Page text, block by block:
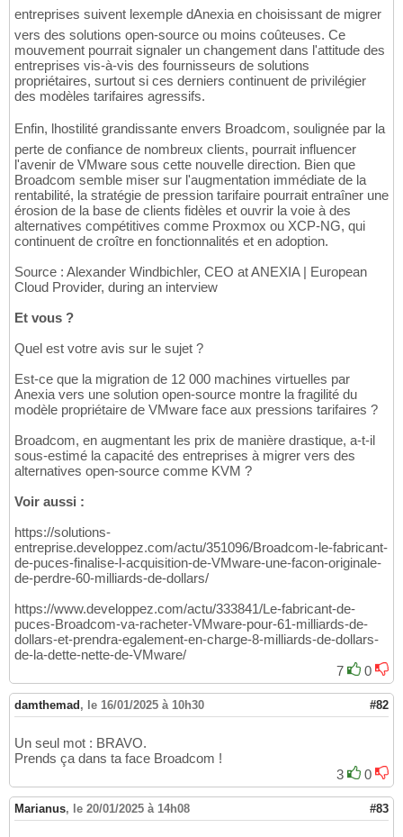
entreprises suivent lexemple dAnexia en choisissant de migrer
vers des solutions open-source ou moins coûteuses. Ce
mouvement pourrait signaler un changement dans l'attitude des
entreprises vis-à-vis des fournisseurs de solutions
propriétaires, surtout si ces derniers continuent de privilégier
des modèles tarifaires agressifs.
Enfin, lhostilité grandissante envers Broadcom, soulignée par la
perte de confiance de nombreux clients, pourrait influencer
l'avenir de VMware sous cette nouvelle direction. Bien que
Broadcom semble miser sur l'augmentation immédiate de la
rentabilité, la stratégie de pression tarifaire pourrait entraîner une
érosion de la base de clients fidèles et ouvrir la voie à des
alternatives compétitives comme Proxmox ou XCP-NG, qui
continuent de croître en fonctionnalités et en adoption.
Source : Alexander Windbichler, CEO at ANEXIA | European
Cloud Provider, during an interview
Et vous ?
Quel est votre avis sur le sujet ?
Est-ce que la migration de 12 000 machines virtuelles par
Anexia vers une solution open-source montre la fragilité du
modèle propriétaire de VMware face aux pressions tarifaires ?
Broadcom, en augmentant les prix de manière drastique, a-t-il
sous-estimé la capacité des entreprises à migrer vers des
alternatives open-source comme KVM ?
Voir aussi :
https://solutions-
entreprise.developpez.com/actu/351096/Broadcom-le-fabricant-
de-puces-finalise-l-acquisition-de-VMware-une-facon-originale-
de-perdre-60-milliards-de-dollars/
https://www.developpez.com/actu/333841/Le-fabricant-de-
puces-Broadcom-va-racheter-VMware-pour-61-milliards-de-
dollars-et-prendra-egalement-en-charge-8-milliards-de-dollars-
de-la-dette-nette-de-VMware/
7
0
damthemad , le 16/01/2025 à 10h30 #82
Un seul mot : BRAVO.
Prends ça dans ta face Broadcom !
3
0
Marianus, le 20/01/2025 à 14h08 #83